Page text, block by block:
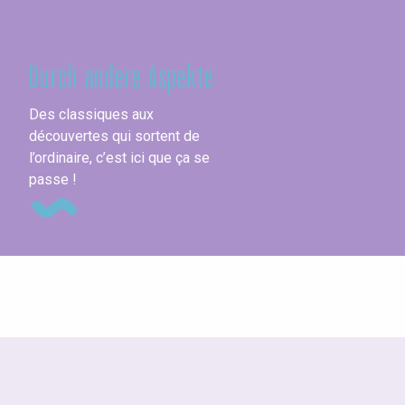
Durch andere Aspekte
Des classiques aux
découvertes qui sortent de
l’ordinaire, c’est ici que ça se
passe !